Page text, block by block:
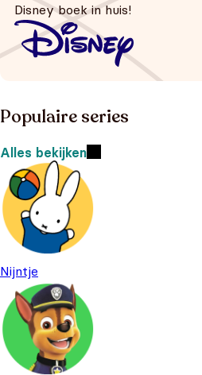
Disney boek in huis!
Populaire series
Alles bekijken
Nijntje